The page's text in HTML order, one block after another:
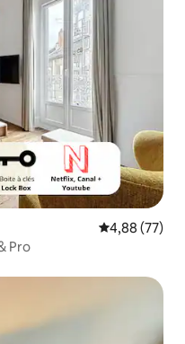
Prosječna
4,88 (77)
Pro